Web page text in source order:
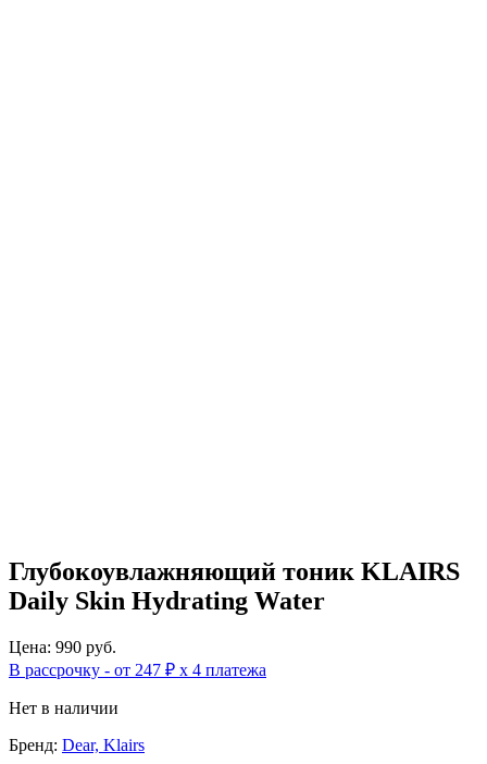
Глубокоувлажняющий тоник KLAIRS
Daily Skin Hydrating Water
Цена: 990 руб.
В рассрочку - от 247 ₽ х 4 платежа
Нет в наличии
Бренд: Dear, Klairs